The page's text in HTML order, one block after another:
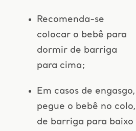
Recomenda-se
colocar o bebê para
dormir de barriga
para cima;
Em casos de engasgo,
pegue o bebê no colo,
de barriga para baixo